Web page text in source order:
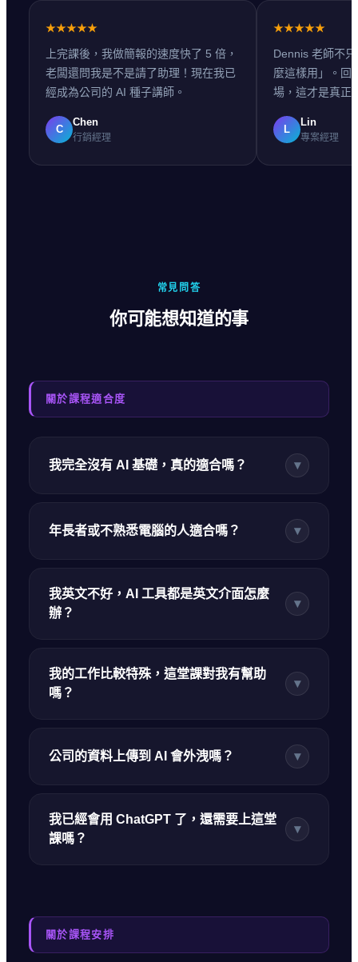
★★★★★
上完課後，我做簡報的速度快了 5 倍，
老闆還問我是不是請了助理！現在我已
經成為公司的 AI 種子講師。
C
Chen
行銷經理
★★★★★
Dennis 老師不
麼這樣用」。回
場，這才是真正
L
Lin
專案經理
常見問答
你可能想知道的事
關於課程適合度
我完全沒有 AI 基礎，真的適合嗎？ ▾
年長者或不熟悉電腦的人適合嗎？ ▾
我英文不好，AI 工具都是英文介面怎麼
辦？
▾
我的工作比較特殊，這堂課對我有幫助
嗎？
▾
公司的資料上傳到 AI 會外洩嗎？ ▾
我已經會用 ChatGPT 了，還需要上這堂
課嗎？
▾
關於課程安排